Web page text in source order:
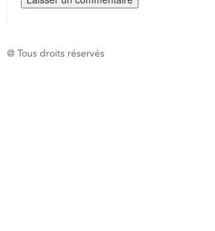
@ Tous droits réservés